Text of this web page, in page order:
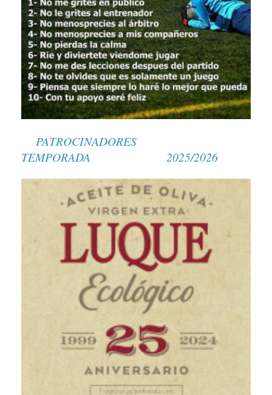
PATROCINADORES
TEMPORADA 2025/2026